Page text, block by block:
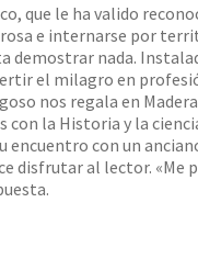
que le ha valido
e internarse por
nada.
el milagro en
nos regala en
con la Historia y la
con un
disfrutar al lector.